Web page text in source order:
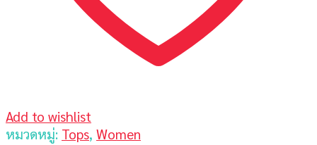
Add to wishlist
หมวดหมู่: Tops, Women